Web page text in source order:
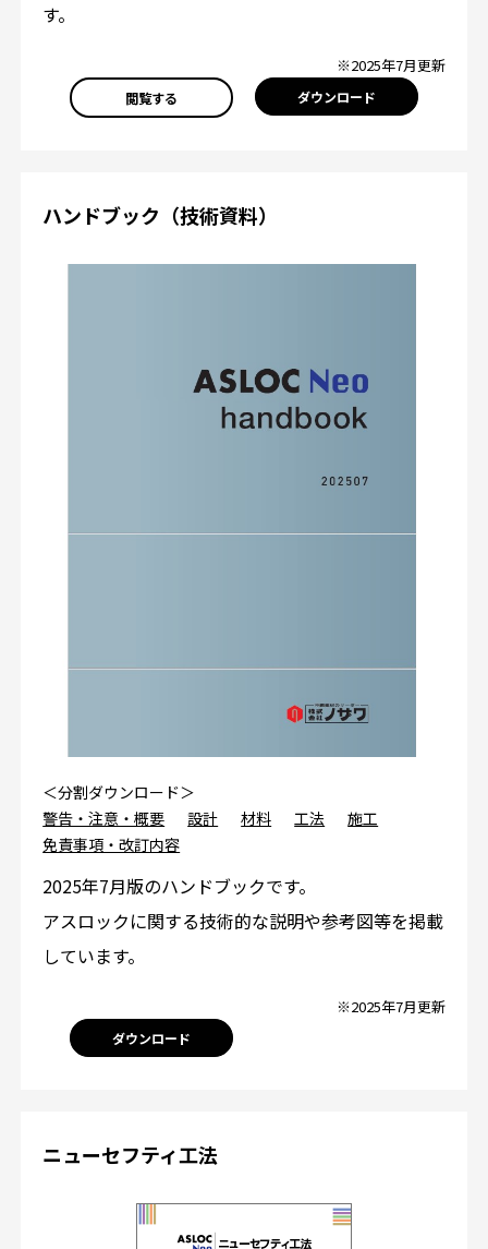
す。
※2025年7月更新
閲覧する ダウンロード
ハンドブック（技術資料）
＜分割ダウンロード＞
警告・注意・概要
設計 材料 工法
施工
免責事項・改訂内容
2025年7月版のハンドブックです。
アスロックに関する技術的な説明や参考図等を掲載
しています。
※2025年7月更新
ダウンロード
ニューセフティ工法